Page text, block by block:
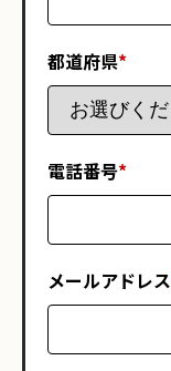
都道府県*
電話番号*
メールアドレス